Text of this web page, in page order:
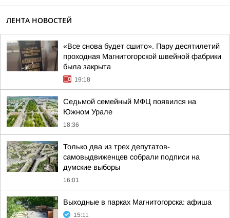
ЛЕНТА НОВОСТЕЙ
«Все снова будет сшито». Пару десятилетий
проходная Магнитогорской швейной фабрики
была закрыта
19:18
Седьмой семейный МФЦ появился на
Южном Урале
18:36
Только два из трех депутатов-
самовыдвиженцев собрали подписи на
думские выборы
16:01
Выходные в парках Магнитогорска: афиша
15:11